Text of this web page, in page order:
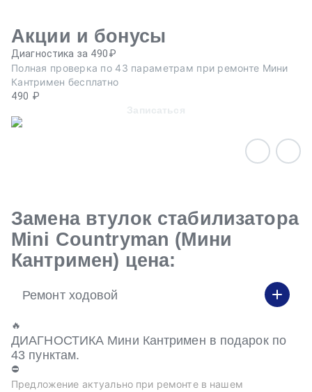
Акции и бонусы
Диагностика за 490₽
Полная проверка по 43 параметрам при ремонте Мини
Кантримен бесплатно
490 ₽
Записаться
Замена втулок стабилизатора
Mini Countryman (Мини
Кантримен) цена:
Ремонт ходовой
🔥
ДИАГНОСТИКА Мини Кантримен в подарок по
43 пунктам.
⛔
Предложение актуально при ремонте в нашем